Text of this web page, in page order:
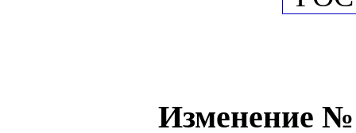
Изменение